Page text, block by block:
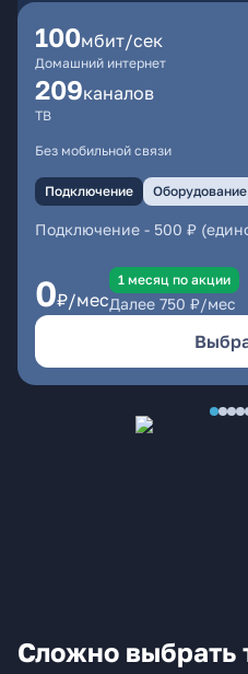
100мбит/сек
Домашний интернет
209каналов
ТВ
Без мобильной связи
Подключение Оборудование
Подключение - 500 ₽
0₽/мес
1 месяц по акции
Далее 750 ₽/мес
Сложно выбрать